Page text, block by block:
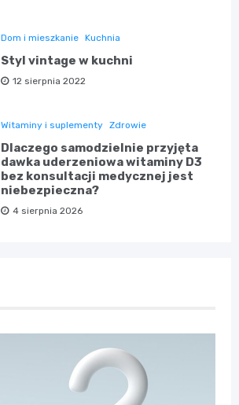
Dom i mieszkanie Kuchnia
Styl vintage w kuchni
12 sierpnia 2022
Witaminy i suplementy Zdrowie
Dlaczego samodzielnie przyjęta
dawka uderzeniowa witaminy D3
bez konsultacji medycznej jest
niebezpieczna?
4 sierpnia 2026